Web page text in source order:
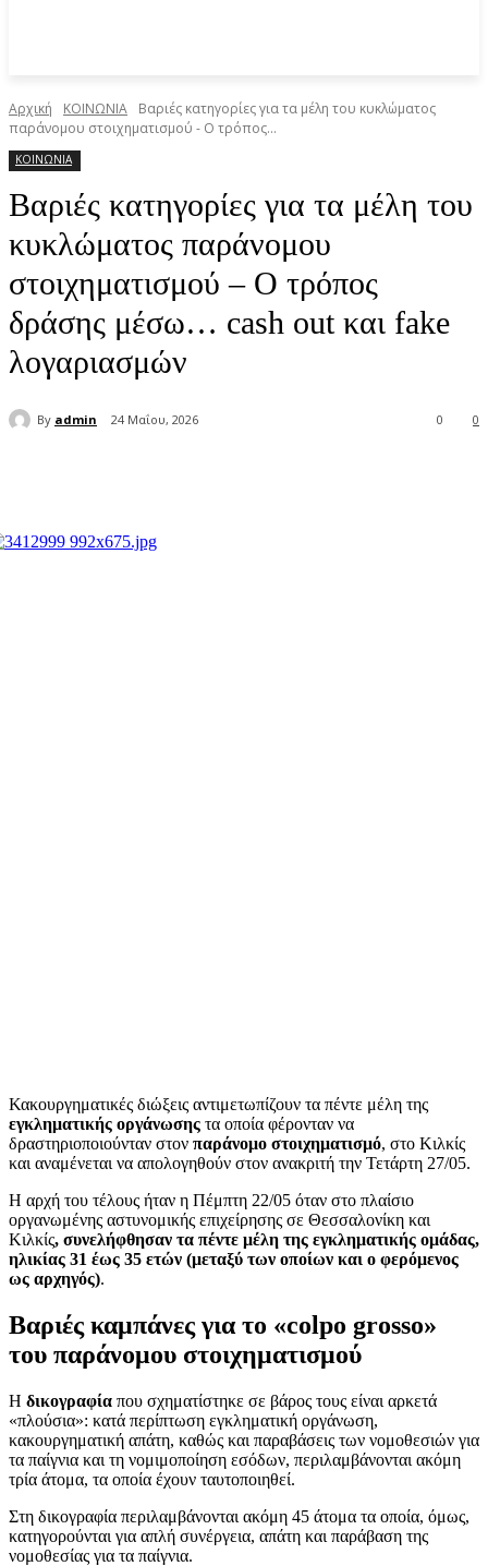
Αρχική ΚΟΙΝΩΝΙΑ
Βαριές κατηγορίες για τα μέλη του κυκλώματος
παράνομου στοιχηματισμού - Ο τρόπος...
ΚΟΙΝΩΝΙΑ
Βαριές κατηγορίες για τα μέλη του
κυκλώματος παράνομου
στοιχηματισμού – Ο τρόπος
δράσης μέσω… cash out και fake
λογαριασμών
By admin 24 Μαΐου, 2026 0
0
Κακουργηματικές διώξεις αντιμετωπίζουν τα πέντε μέλη της
εγκληματικής οργάνωσης τα οποία φέρονταν να
δραστηριοποιούνταν στον παράνομο στοιχηματισμό, στο Κιλκίς
και αναμένεται να απολογηθούν στον ανακριτή την Τετάρτη 27/05.
Η αρχή του τέλους ήταν η Πέμπτη 22/05 όταν στο πλαίσιο
οργανωμένης αστυνομικής επιχείρησης σε Θεσσαλονίκη και
Κιλκίς, συνελήφθησαν τα πέντε μέλη της εγκληματικής ομάδας,
ηλικίας 31 έως 35 ετών (μεταξύ των οποίων και ο φερόμενος
ως αρχηγός).
Βαριές καμπάνες για το «colpo grosso»
του παράνομου στοιχηματισμού
Η δικογραφία που σχηματίστηκε σε βάρος τους είναι αρκετά
«πλούσια»: κατά περίπτωση εγκληματική οργάνωση,
κακουργηματική απάτη, καθώς και παραβάσεις των νομοθεσιών για
τα παίγνια και τη νομιμοποίηση εσόδων, περιλαμβάνονται ακόμη
τρία άτομα, τα οποία έχουν ταυτοποιηθεί.
Στη δικογραφία περιλαμβάνονται ακόμη 45 άτομα τα οποία, όμως,
κατηγορούνται για απλή συνέργεια, απάτη και παράβαση της
νομοθεσίας για τα παίγνια.